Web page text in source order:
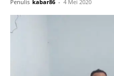
Penulis kabar86 - 4 Mei 2020